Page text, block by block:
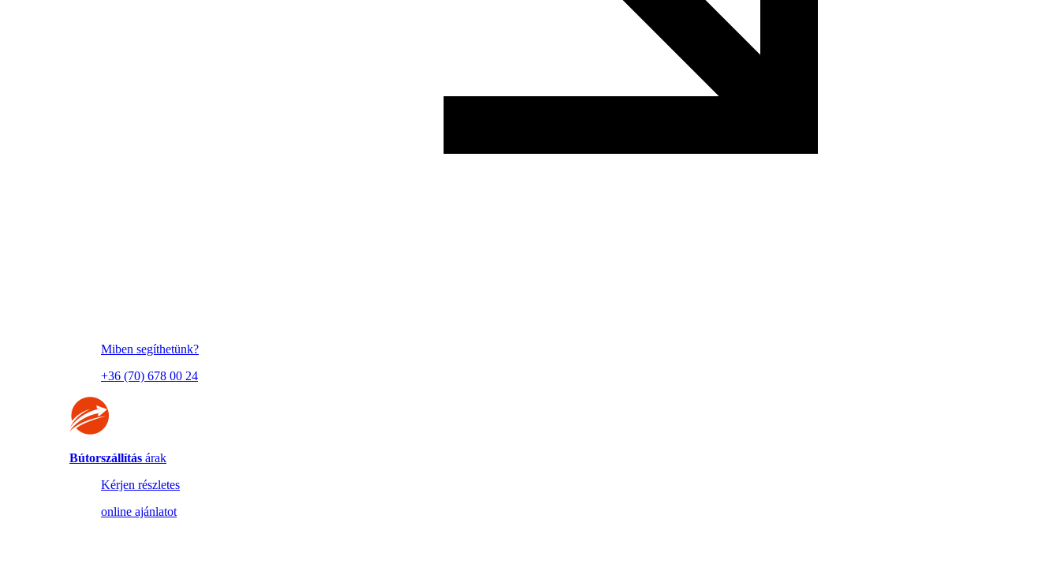
Miben segíthetünk?
+36 (70) 678 00 24
Bútorszállítás árak
Kérjen részletes
online ajánlatot